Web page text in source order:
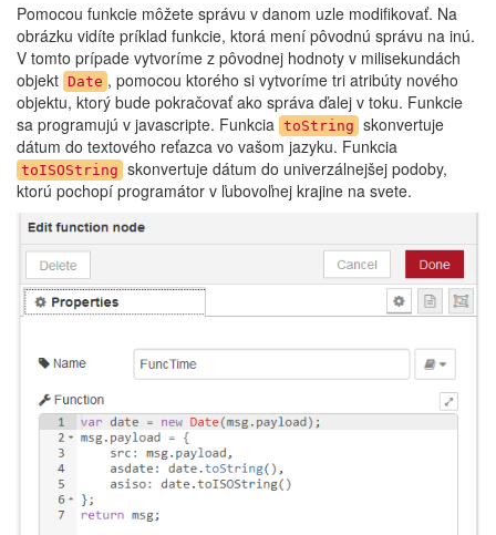
Pomocou funkcie môžete správu v danom uzle modifikovať. Na
obrázku vidíte príklad funkcie, ktorá mení pôvodnú správu na inú.
V tomto prípade vytvoríme z pôvodnej hodnoty v milisekundách
objekt Date , pomocou ktorého si vytvoríme tri atribúty nového
objektu, ktorý bude pokračovať ako správa ďalej v toku. Funkcie
sa programujú v javascripte. Funkcia toString skonvertuje
dátum do textového reťazca vo vašom jazyku. Funkcia
toISOString skonvertuje dátum do univerzálnejšej podoby,
ktorú pochopí programátor v ľubovoľnej krajine na svete.